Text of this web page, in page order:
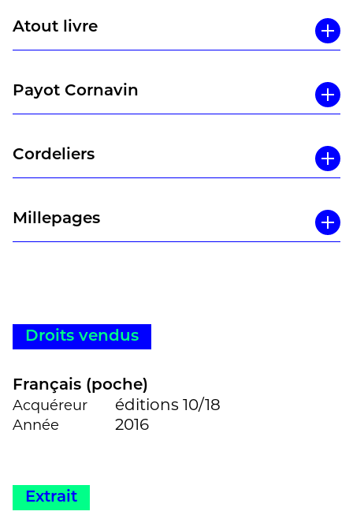
Atout livre
Payot Cornavin
Cordeliers
Millepages
Droits vendus
Français (poche)
Acquéreur éditions 10/18
Année 2016
Extrait